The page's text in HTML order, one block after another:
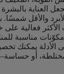
تجعل العناية
والأقل
الأكثر فعالية
مناسبة
الأدلة يمكنك
أو